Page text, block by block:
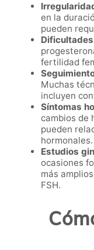
en la
pueden
fertilidad
Muchas
incluyen
Síntomas
cambios de
pueden
hormonales.
Estudios
ocasiones
más
FSH.